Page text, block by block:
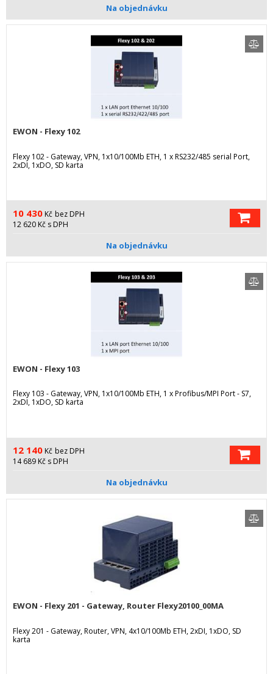
Na objednávku
EWON - Flexy 102
Flexy 102 - Gateway, VPN, 1x10/100Mb ETH, 1 x RS232/485 serial Port,
2xDI, 1xDO, SD karta
10 430 Kč bez DPH
12 620 Kč s DPH
Na objednávku
EWON - Flexy 103
Flexy 103 - Gateway, VPN, 1x10/100Mb ETH, 1 x Profibus/MPI Port - S7,
2xDI, 1xDO, SD karta
12 140 Kč bez DPH
14 689 Kč s DPH
Na objednávku
EWON - Flexy 201 - Gateway, Router Flexy20100_00MA
Flexy 201 - Gateway, Router, VPN, 4x10/100Mb ETH, 2xDI, 1xDO, SD
karta